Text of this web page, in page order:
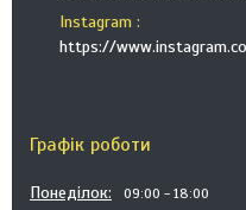
Instagram
Графік роботи
Понеділок 09:00 18:00